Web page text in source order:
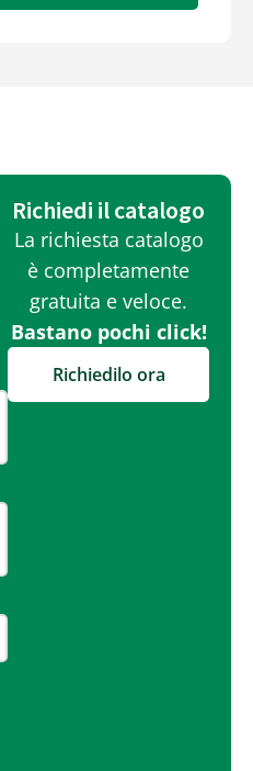
Richiedi il catalogo
La richiesta catalogo
è completamente
gratuita e veloce.
Bastano pochi click!
Richiedilo ora